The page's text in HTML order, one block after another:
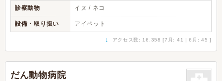
診察動物 イヌ / ネコ
設備・取り扱い アイペット
↓ アクセス数: 16,358 [7月: 41 | 6月: 45 ]
だん動物病院